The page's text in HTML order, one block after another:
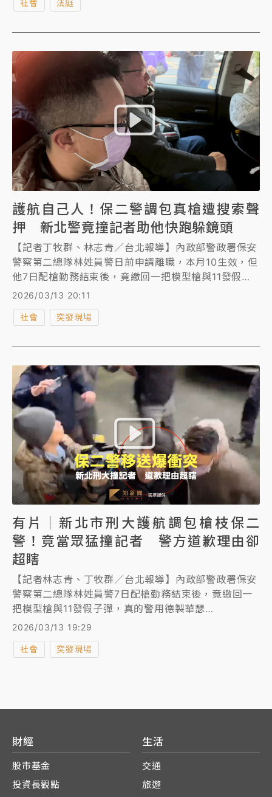
男並搜索住處，台北地檢署複訊後，認為林男有逃亡、
裁定林男20萬元交保，限制出境、出海及住居。
社會 法庭
護航自己人！保二警調包真槍遭搜索聲
押 新北警竟撞記者助他快跑躲鏡頭
【記者丁牧群、林志青／台北報導】內政部警政署保安
警察第二總隊林姓員警日前申請離職，本月10生效，但
他7日配槍勤務結束後，竟繳回一把模型槍與11發假子
彈，真的警用德製華瑟（Walther）PPQ半自動手槍及
型槍外觀、重量與警用配槍有明顯差異，通報後查出是
北地檢署指揮偵辦。 檢警今搜索林男住處並拘提，朝
《貪污治罪條例》侵占公有財物罪、《槍砲彈藥刀械管
制條例》罪嫌偵辦，下午4時許移送北檢複訊時，負責
解送林男及送交卷證的新北市刑大警察竟護航林男，撞
開記者帶著他快跑進入地下室，意圖避免林男被媒體拍
到。檢察官複訊後，晚間6時許將林男聲押禁見。
2026/03/13 20:11
社會 突發現場
有片｜新北市刑大護航調包槍枝保二
警！竟當眾猛撞記者 警方道歉理由卻
超瞎
【記者林志青、丁牧群／台北報導】內政部警政署保安
警察第二總隊林姓員警7日配槍勤務結束後，竟繳回一
把模型槍與11發假子彈，真的警用德製華瑟
（Walther）PPQ半自動手槍及11發實彈，偷藏在隨身
包內，警方清點時發現，同時報請台北地檢署指揮偵
辦。檢警今搜索林男住處並拘提到案，下午4時許移送
發生衝突的為新北刑大同仁，已向遭受推擠的記者致
2026/03/13 19:29
社會 突發現場
財經
股市基金
投資長觀點
生活
交通
旅遊